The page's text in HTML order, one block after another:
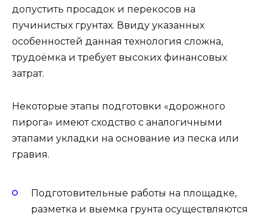
допустить просадок и перекосов на
пучинистых грунтах. Ввиду указанных
особенностей данная технология сложна,
трудоёмка и требует высоких финансовых
затрат.
Некоторые этапы подготовки «дорожного
пирога» имеют сходство с аналогичными
этапами укладки на основание из песка или
гравия.
Подготовительные работы на площадке,
разметка и выемка грунта осуществляются